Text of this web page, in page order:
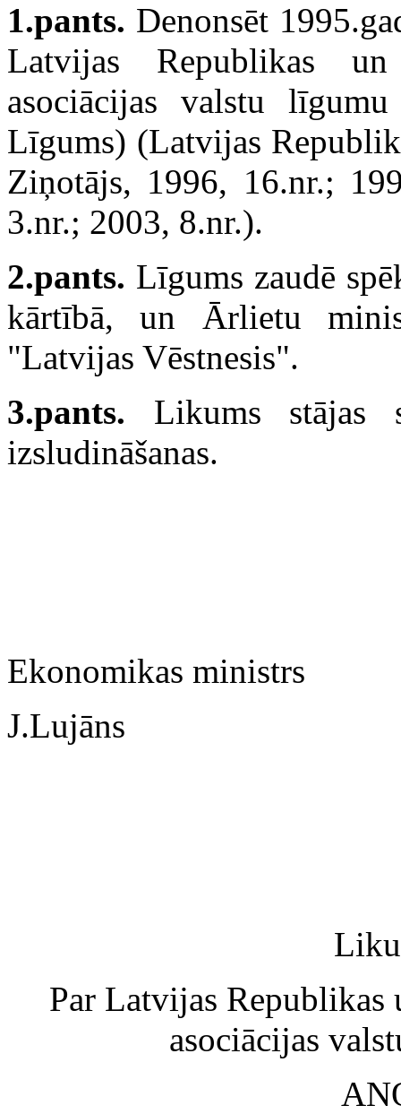
1.pants. Denonsēt
Latvijas Republikas
asociācijas valstu
Līgums) (Latvijas
Ziņotājs, 1996, 16.nr.;
3.nr.; 2003, 8.nr.).
2.pants. Līgums zaudē
kārtībā, un Ārlietu
"Latvijas Vēstnesis".
3.pants. Likums stājas
izsludināšanas.
Ekonomikas ministrs
J.Lujāns
Par Latvijas Republikas
asociācijas